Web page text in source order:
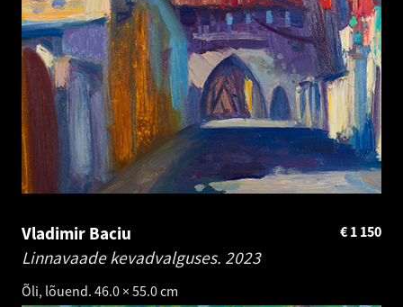
Vladimir Baciu
Linnavaade kevadvalguses. 2023
Õli, lõuend. 46.0 × 55.0 cm
1 150
€